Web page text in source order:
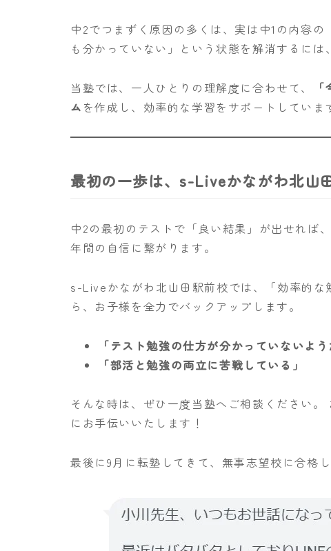
中2でつまずく原因の多くは、実は中1の内容
も分かっていない」という状態を解消するには
当塾では、一人ひとりの理解度に合わせて、
ム を作成し、効率的な学習をサポートしていま
最初の一歩は、s-Liveかながわ北山
中2の最初のテストで「良い結果」が出せれば
年間の自信に繋がります。
s-Liveかながわ北山田駅前校では、「効率的な
ら、お子様を全力でバックアップします。
「テスト勉強の仕方が分かっていないよう
「部活と勉強の両立に苦戦している」
そんな時は、ぜひ一度当塾へご相談ください
にお手伝いいたします！
最後に9月に転塾してきて、無事志望校に合格